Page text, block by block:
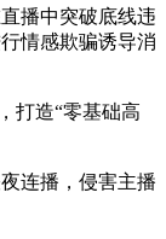
播中突破底线违
情感欺骗诱导消
打造“零基础高
连播，侵害主播